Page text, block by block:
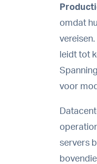
omdat
leidt tot
voor
servers